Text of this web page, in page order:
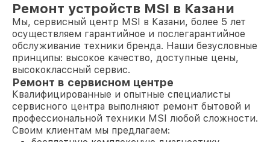
Ремонт устройств MSI в Казани
Мы, сервисный центр MSI в Казани, более 5 лет
осуществляем гарантийное и послегарантийное
обслуживание техники бренда. Наши безусловные
принципы: высокое качество, доступные цены,
высококлассный сервис.
Ремонт в сервисном центре
Квалифицированные и опытные специалисты
сервисного центра выполняют ремонт бытовой и
профессиональной техники MSI любой сложности.
Своим клиентам мы предлагаем: